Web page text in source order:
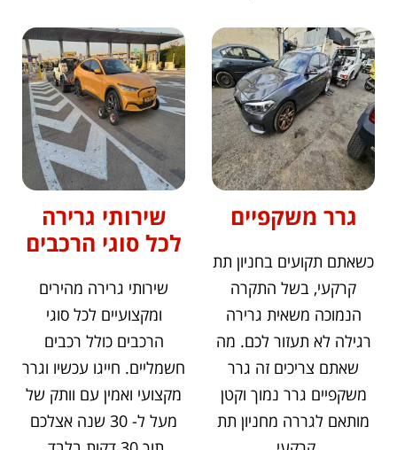
גרר משקפיים
כשאתם תקועים בחניון תת
קרקעי, בשל התקרה
הנמוכה משאית גרירה
רגילה לא תעזור לכם. מה
שאתם צריכים זה גרר
משקפיים גרר נמוך וקטן
מותאם לגררה מחניון תת
שירותי גרירה
לכל סוגי הרכבים
שירותי גרירה מהירים
ומקצועיים לכל סוגי
הרכבים כולל רכבים
חשמליים. חייגו עכשיו וגרר
מקצועי ואמין עם וותק של
מעל ל- 30 שנה אצלכם